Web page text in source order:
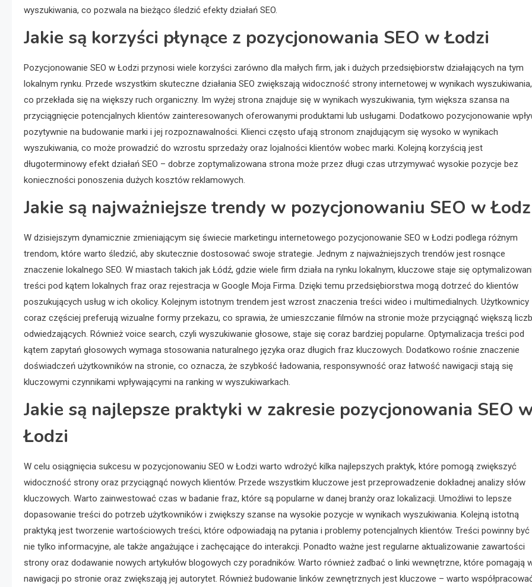
wyszukiwania, co pozwala na bieżąco śledzić efekty działań SEO.
Jakie są korzyści płynące z pozycjonowania SEO w Łodzi
Pozycjonowanie SEO w Łodzi przynosi wiele korzyści zarówno dla małych firm, jak i dużych przedsiębiorstw działających na tym
lokalnym rynku. Przede wszystkim skuteczne działania SEO zwiększają widoczność strony internetowej w wynikach wyszukiwania,
co przekłada się na większy ruch organiczny. Im wyżej strona znajduje się w wynikach wyszukiwania, tym większa szansa na
przyciągnięcie potencjalnych klientów zainteresowanych oferowanymi produktami lub usługami. Dodatkowo pozycjonowanie
pozytywnie na budowanie marki i jej rozpoznawalności. Klienci często ufają stronom znajdującym się wysoko w wynikach
wyszukiwania, co może prowadzić do wzrostu sprzedaży oraz lojalności klientów wobec marki. Kolejną korzyścią jest
długoterminowy efekt działań SEO – dobrze zoptymalizowana strona może przez długi czas utrzymywać wysokie pozycje bez
konieczności ponoszenia dużych kosztów reklamowych.
Jakie są najważniejsze trendy w pozycjonowaniu SEO w
W dzisiejszym dynamicznie zmieniającym się świecie marketingu internetowego pozycjonowanie SEO w Łodzi podlega różnym
trendom, które warto śledzić, aby skutecznie dostosować swoje strategie. Jednym z najważniejszych trendów jest rosnące
znaczenie lokalnego SEO. W miastach takich jak Łódź, gdzie wiele firm działa na rynku lokalnym, kluczowe staje się
treści pod kątem lokalnych fraz oraz rejestracja w Google Moja Firma. Dzięki temu przedsiębiorstwa mogą dotrzeć do klientów
poszukujących usług w ich okolicy. Kolejnym istotnym trendem jest wzrost znaczenia treści wideo i multimedialnych. Użytkownicy
coraz częściej preferują wizualne formy przekazu, co sprawia, że umieszczanie filmów na stronie może przyciągnąć większą
odwiedzających. Również voice search, czyli wyszukiwanie głosowe, staje się coraz bardziej popularne. Optymalizacja treści pod
kątem zapytań głosowych wymaga stosowania naturalnego języka oraz długich fraz kluczowych. Dodatkowo rośnie znaczenie
doświadczeń użytkowników na stronie, co oznacza, że szybkość ładowania, responsywność oraz łatwość nawigacji stają się
kluczowymi czynnikami wpływającymi na ranking w wyszukiwarkach.
Jakie są najlepsze praktyki w zakresie pozycjonowania SEO
Łodzi
W celu osiągnięcia sukcesu w pozycjonowaniu SEO w Łodzi warto wdrożyć kilka najlepszych praktyk, które pomogą zwiększyć
widoczność strony oraz przyciągnąć nowych klientów. Przede wszystkim kluczowe jest przeprowadzenie dokładnej analizy słów
kluczowych. Warto zainwestować czas w badanie fraz, które są popularne w danej branży oraz lokalizacji. Umożliwi to lepsze
dopasowanie treści do potrzeb użytkowników i zwiększy szanse na wysokie pozycje w wynikach wyszukiwania. Kolejną istotną
praktyką jest tworzenie wartościowych treści, które odpowiadają na pytania i problemy potencjalnych klientów. Treści powinny być
nie tylko informacyjne, ale także angażujące i zachęcające do interakcji. Ponadto ważne jest regularne aktualizowanie zawartości
strony oraz dodawanie nowych artykułów blogowych czy poradników. Warto również zadbać o linki wewnętrzne, które pomagają
nawigacji po stronie oraz zwiększają jej autorytet. Również budowanie linków zewnętrznych jest kluczowe – warto